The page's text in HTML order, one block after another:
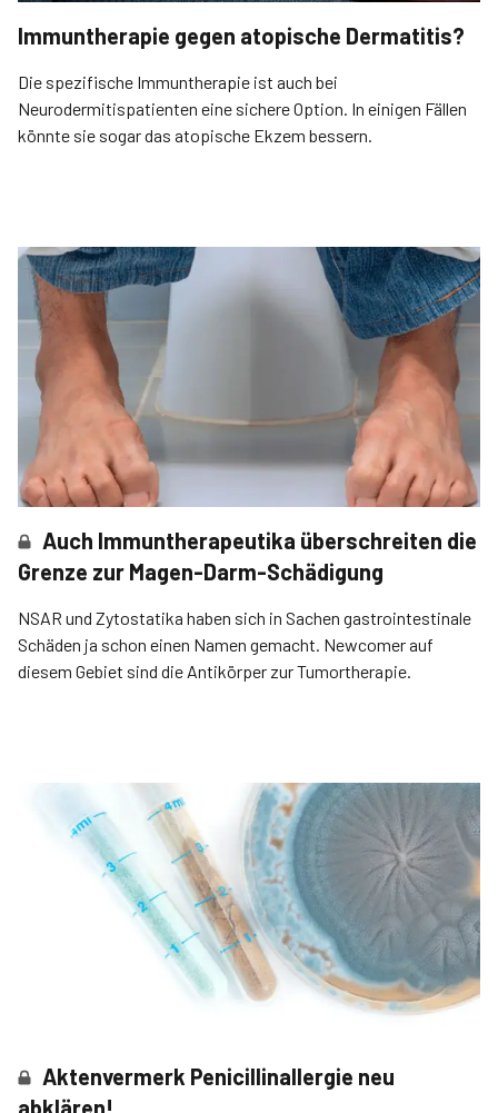
Immuntherapie gegen atopische Dermatitis?
Die spezifische Immuntherapie ist auch bei
Neurodermitispatienten eine sichere Option. In einigen Fällen
könnte sie sogar das atopische Ekzem bessern.
Auch Immuntherapeutika überschreiten die
Grenze zur Magen-Darm-Schädigung
NSAR und Zyto­statika haben sich in Sachen gastrointestinale
Schäden ja schon einen Namen gemacht. Newcomer auf
diesem Gebiet sind die Antikörper zur Tumortherapie.
Aktenvermerk Penicillinallergie neu
abklären!